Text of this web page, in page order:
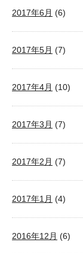
2017年6月 (6)
2017年5月 (7)
2017年4月 (10)
2017年3月 (7)
2017年2月 (7)
2017年1月 (4)
2016年12月 (6)